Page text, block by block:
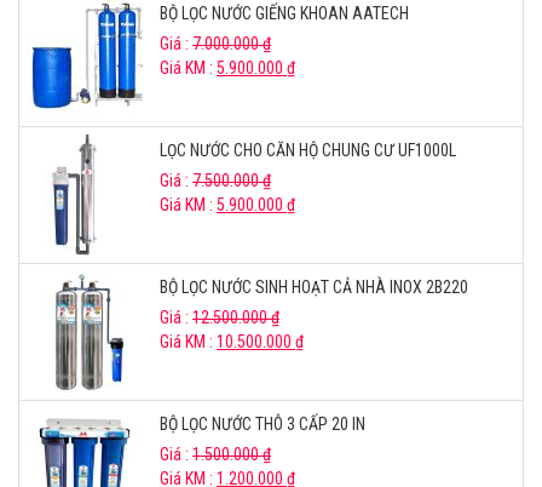
BỘ LỌC NƯỚC GIẾNG KHOAN AATECH
Giá : 7.000.000₫
Giá KM : 5.900.000 ₫
LỌC NƯỚC CHO CĂN HỘ CHUNG CƯ UF1000L
Giá : 7.500.000₫
Giá KM : 5.900.000 ₫
BỘ LỌC NƯỚC SINH HOẠT CẢ NHÀ INOX 2B220
Giá : 12.500.000₫
Giá KM : 10.500.000 ₫
BỘ LỌC NƯỚC THÔ 3 CẤP 20 IN
Giá : 1.500.000₫
Giá KM : 1.200.000 ₫